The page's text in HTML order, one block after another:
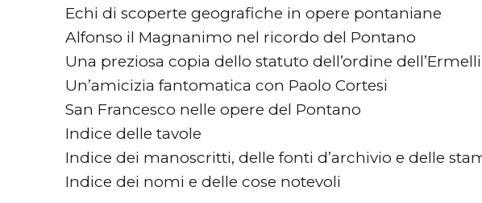
Echi di scoperte geografiche in opere pontaniane
Alfonso il Magnanimo nel ricordo del Pontano
Una preziosa copia dello statuto dell’ordine
Un’amicizia fantomatica con Paolo Cortesi
San Francesco nelle opere del Pontano
Indice delle tavole
Indice dei manoscritti, delle fonti d’archivio e delle
Indice dei nomi e delle cose notevoli